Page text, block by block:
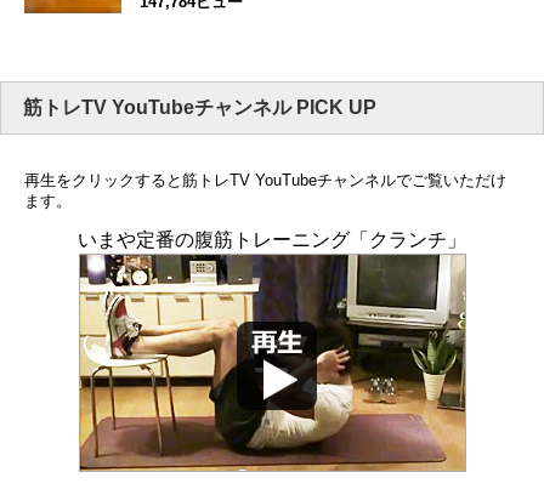
筋トレTV YouTubeチャンネル PICK UP
再生をクリックすると筋トレTV YouTubeチャンネルでご覧いただけ
ます。
いまや定番の腹筋トレーニング「クランチ」